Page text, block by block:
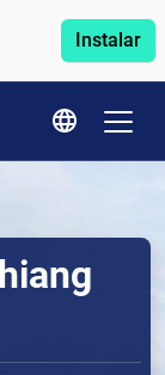
Instalar